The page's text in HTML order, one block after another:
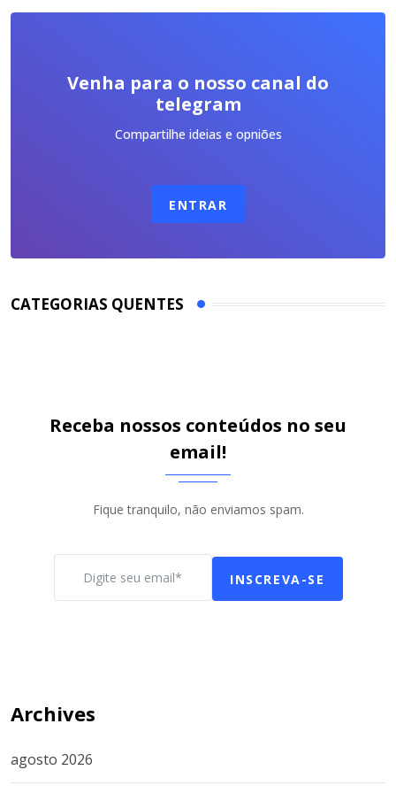
Venha para o nosso canal do
telegram
Compartilhe ideias e opniões
ENTRAR
CATEGORIAS QUENTES
Receba nossos conteúdos no seu
email!
Fique tranquilo, não enviamos spam.
INSCREVA-SE
Archives
agosto 2026